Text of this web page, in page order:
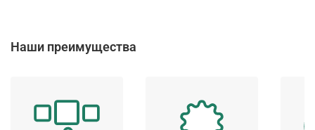
Наши преимущества